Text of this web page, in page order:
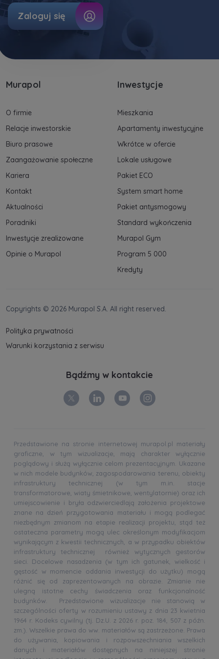
Dane o aktywności na naszej stronie mogą być
także udostępniane
Murapol
O firmie
Relacje inwestorskie
Biuro prasowe
Zaangażowanie społeczne
Kariera
Kontakt
Aktualności
Poradniki
Inwestycje zrealizowane
Opinie o Murapol
Inwestycje
Mieszkania
Apartamenty inwestycyjne
Wkrótce w ofercie
Lokale usługowe
Pakiet ECO
System smart home
Pakiet antysmogowy
Standard wykończenia
Murapol Gym
Program 5 000
Kredyty
Zaloguj się
Copyrights © 2026 Murapol S.A. All right reserved.
Polityka prywatności
Warunki korzystania z serwisu
Bądźmy w kontakcie
Przedstawione na stronie internetowej murapol.pl materiały
graficzne, w tym wizualizacje, mają charakter wyłącznie
poglądowy i służą wyłącznie celom prezentacyjnym. Ukazane
w nich modele budynków, zagospodarowania terenu, obiekty
infrastruktury technicznej (w tym m.in. stacje
transformatorowe, wiaty śmietnikowe, wentylatornie) oraz ich
umiejscowienie i bryła odzwierciedlają założenia projektowe
znane na dzień przygotowania materiału i mogą podlegać
niezbędnym zmianom na etapie realizacji projektu, stąd też
ostateczna parametry mogą ulec określonym modyfikacjom
wynikającym z kwestii technicznych, a w przypadku obiektów
infrastruktury technicznej również wytycznych gestorów
sieci. Docelowe nasadzenia (w tym ich gatunek, wielkość i
gęstość w momencie oddania inwestycji do użytku) mogą
różnić się od zaprezentowanych na obrazie. Zmianie nie
ulegną istotne cechy świadczenia oraz funkcjonalność
budynków. Przedstawione wizualizacje nie stanowią w
szczególności oferty w rozumieniu ustawy z dnia 23 kwietnia
1964 r. Kodeks cywilny (tj. Dz.U. z 2026 r. poz. 184, 507 z późn.
zm.). Wszelkie prawa do ww. materiałów są zastrzeżone. Prawa
do używania, kopiowania i rozpowszechniania wszelkich
danych i materiałów dostępnych na niniejszej stronie